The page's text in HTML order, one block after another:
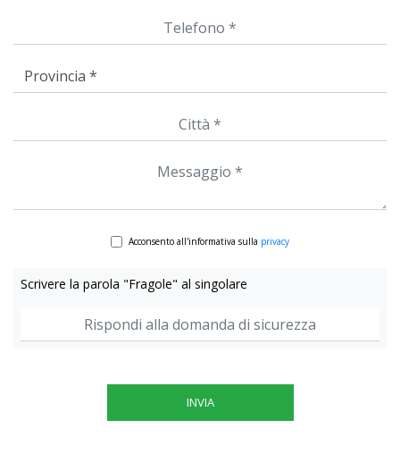
Acconsento all'informativa sulla privacy
Scrivere la parola "Fragole" al singolare
INVIA